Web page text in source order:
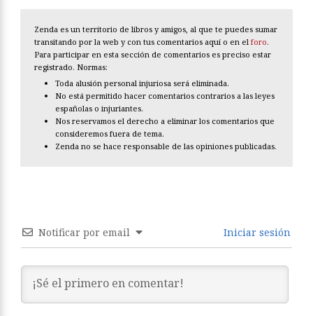
Zenda es un territorio de libros y amigos, al que te puedes sumar
transitando por la web y con tus comentarios aquí o en el foro.
Para participar en esta sección de comentarios es preciso estar
registrado. Normas:
Toda alusión personal injuriosa será eliminada.
No está permitido hacer comentarios contrarios a las leyes
españolas o injuriantes.
Nos reservamos el derecho a eliminar los comentarios que
consideremos fuera de tema.
Zenda no se hace responsable de las opiniones publicadas.
Notificar por email Iniciar sesión